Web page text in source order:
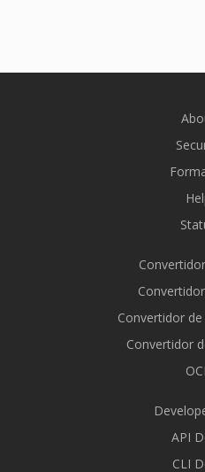
Convertidor
Convertidor
API
CLI